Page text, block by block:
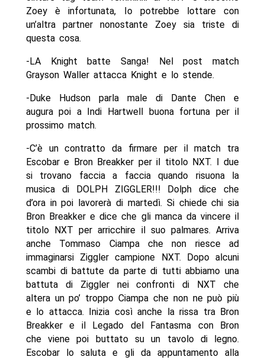
Zoey è infortunata, Io potrebbe lottare con
un’altra partner nonostante Zoey sia triste di
questa cosa.
-LA Knight batte Sanga! Nel post match
Grayson Waller attacca Knight e lo stende.
-Duke Hudson parla male di Dante Chen e
augura poi a Indi Hartwell buona fortuna per il
prossimo match.
-C’è un contratto da firmare per il match tra
Escobar e Bron Breakker per il titolo NXT. I due
si trovano faccia a faccia quando risuona la
musica di DOLPH ZIGGLER!!! Dolph dice che
d’ora in poi lavorerà di martedì. Si chiede chi sia
Bron Breakker e dice che gli manca da vincere il
titolo NXT per arricchire il suo palmares. Arriva
anche Tommaso Ciampa che non riesce ad
immaginarsi Ziggler campione NXT. Dopo alcuni
scambi di battute da parte di tutti abbiamo una
battuta di Ziggler nei confronti di NXT che
altera un po’ troppo Ciampa che non ne può più
e lo attacca. Inizia così anche la rissa tra Bron
Breakker e il Legado del Fantasma con Bron
che viene poi buttato su un tavolo di legno.
Escobar lo saluta e gli da appuntamento alla